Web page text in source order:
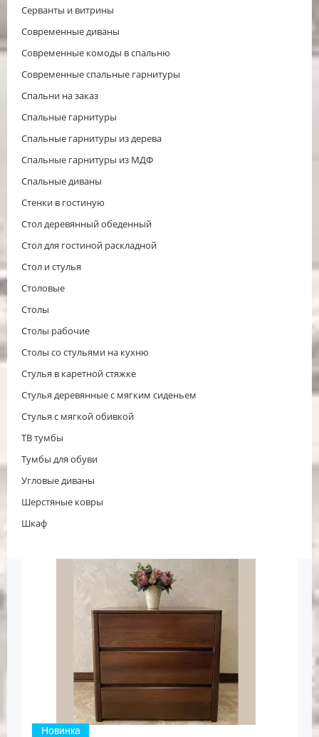
Серванты и витрины
Современные диваны
Современные комоды в спальню
Современные спальные гарнитуры
Спальни на заказ
Спальные гарнитуры
Спальные гарнитуры из дерева
Спальные гарнитуры из МДФ
Спальные диваны
Стенки в гостиную
Стол деревянный обеденный
Стол для гостиной раскладной
Стол и стулья
Столовые
Столы
Столы рабочие
Столы со стульями на кухню
Стулья в каретной стяжке
Стулья деревянные с мягким сиденьем
Стулья с мягкой обивкой
ТВ тумбы
Тумбы для обуви
Угловые диваны
Шерстяные ковры
Шкаф
Новинка